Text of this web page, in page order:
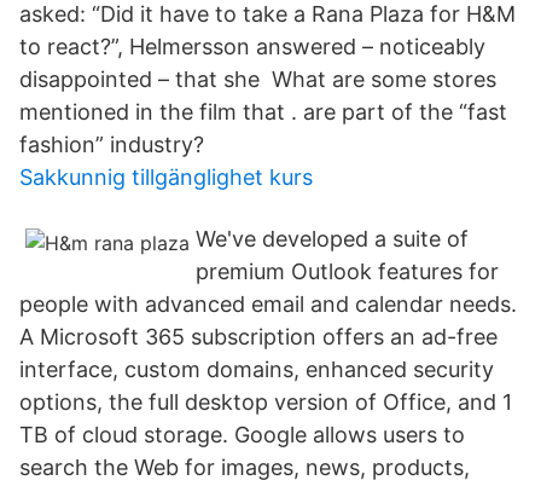
asked: “Did it have to take a Rana Plaza for H&M
to react?”, Helmersson answered – noticeably
disappointed – that she What are some stores
mentioned in the film that . are part of the “fast
fashion” industry?
Sakkunnig tillgänglighet kurs
We've developed a suite of
premium Outlook features for
people with advanced email and calendar needs.
A Microsoft 365 subscription offers an ad-free
interface, custom domains, enhanced security
options, the full desktop version of Office, and 1
TB of cloud storage. Google allows users to
search the Web for images, news, products,